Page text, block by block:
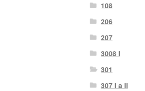
108
206
207
3008 I
301
307 I a II